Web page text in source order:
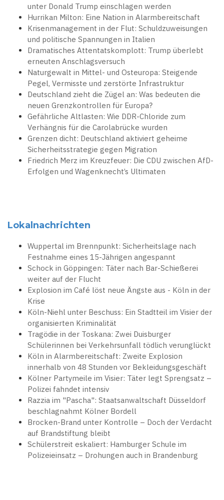
unter Donald Trump einschlagen werden
Hurrikan Milton: Eine Nation in Alarmbereitschaft
Krisenmanagement in der Flut: Schuldzuweisungen
und politische Spannungen in Italien
Dramatisches Attentatskomplott: Trump überlebt
erneuten Anschlagsversuch
Naturgewalt in Mittel- und Osteuropa: Steigende
Pegel, Vermisste und zerstörte Infrastruktur
Deutschland zieht die Zügel an: Was bedeuten die
neuen Grenzkontrollen für Europa?
Gefährliche Altlasten: Wie DDR-Chloride zum
Verhängnis für die Carolabrücke wurden
Grenzen dicht: Deutschland aktiviert geheime
Sicherheitsstrategie gegen Migration
Friedrich Merz im Kreuzfeuer: Die CDU zwischen AfD-
Erfolgen und Wagenknecht’s Ultimaten
Lokalnachrichten
Wuppertal im Brennpunkt: Sicherheitslage nach
Festnahme eines 15-Jährigen angespannt
Schock in Göppingen: Täter nach Bar-Schießerei
weiter auf der Flucht
Explosion im Café löst neue Ängste aus - Köln in der
Krise
Köln-Niehl unter Beschuss: Ein Stadtteil im Visier der
organisierten Kriminalität
Tragödie in der Toskana: Zwei Duisburger
Schülerinnen bei Verkehrsunfall tödlich verunglückt
Köln in Alarmbereitschaft: Zweite Explosion
innerhalb von 48 Stunden vor Bekleidungsgeschäft
Kölner Partymeile im Visier: Täter legt Sprengsatz –
Polizei fahndet intensiv
Razzia im "Pascha": Staatsanwaltschaft Düsseldorf
beschlagnahmt Kölner Bordell
Brocken-Brand unter Kontrolle – Doch der Verdacht
auf Brandstiftung bleibt
Schülerstreit eskaliert: Hamburger Schule im
Polizeieinsatz – Drohungen auch in Brandenburg